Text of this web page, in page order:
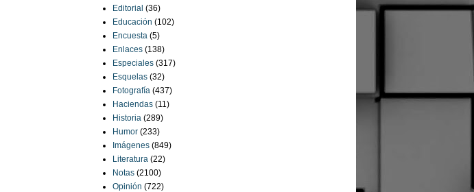
Editorial (36)
Educación (102)
Encuesta (5)
Enlaces (138)
Especiales (317)
Esquelas (32)
Fotografía (437)
Haciendas (11)
Historia (289)
Humor (233)
Imágenes (849)
Literatura (22)
Notas (2100)
Opinión (722)